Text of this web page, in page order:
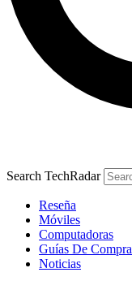
Search TechRadar
Reseña
Móviles
Computadoras
Guías De Compra
Noticias